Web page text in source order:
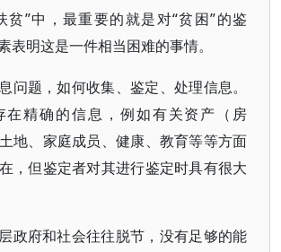
贫”中，最重要的就是对“贫困”的鉴
表明这是一件相当困难的事情。
问题，如何收集、鉴定、处理信息。
在精确的信息，例如有关资产（房
地、家庭成员、健康、教育等等方面
，但鉴定者对其进行鉴定时具有很大
政府和社会往往脱节，没有足够的能